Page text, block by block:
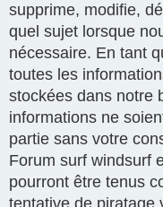
supprime, modifie,
quel sujet lorsque
nécessaire. En tant
toutes les
stockées dans notre
informations ne
partie sans votre
Forum surf windsurf
pourront être tenus